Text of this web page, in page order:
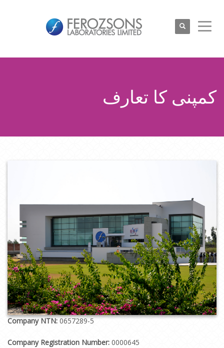
کمپنی کا تعارف
Company NTN:0657289-5
Company Registration Number: 0000645